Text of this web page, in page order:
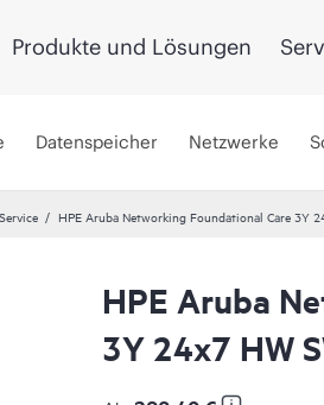
Produkte und Lösungen
Datenspeicher Netzwerke
HPE Aruba Networking Foundational Care 3Y
HPE Aruba
3Y 24x7 HW